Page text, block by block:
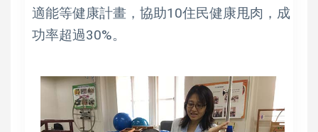
適能等健康計畫，協助10住民健康甩肉，成
功率超過30%。